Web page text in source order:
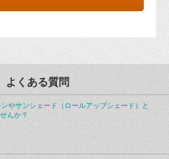
よくある質問
やサンシェード（ロールアップシェード）と
んか？